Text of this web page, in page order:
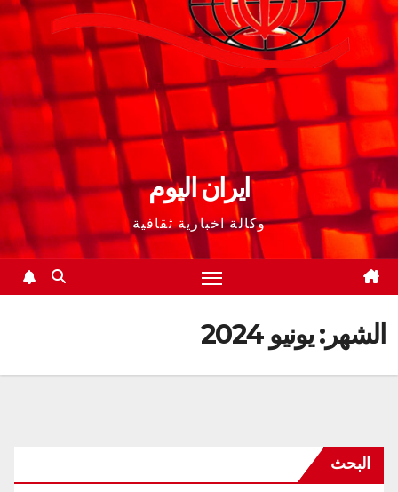
ايران اليوم
وكالة اخبارية ثقافية
الشهر:يونيو 2024
البحث